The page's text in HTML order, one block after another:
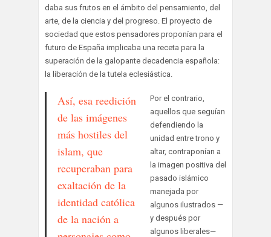
daba sus frutos en el ámbito del pensamiento, del
arte, de la ciencia y del progreso. El proyecto de
sociedad que estos pensadores proponían para el
futuro de España implicaba una receta para la
superación de la galopante decadencia española:
la liberación de la tutela eclesiástica.
Así, esa reedición
de las imágenes
más hostiles del
islam, que
recuperaban para
exaltación de la
identidad católica
de la nación a
Por el contrario,
aquellos que seguían
defendiendo la
unidad entre trono y
altar, contraponían a
la imagen positiva del
pasado islámico
manejada por
algunos ilustrados —
y después por
algunos liberales—